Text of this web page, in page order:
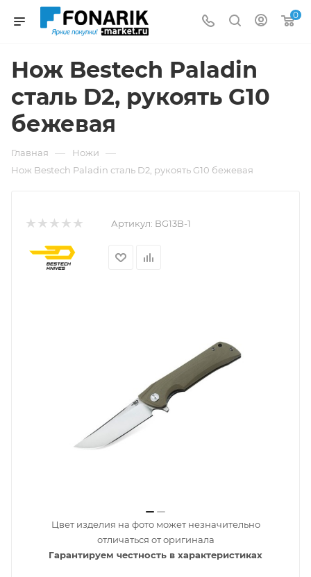
0
Нож Bestech Paladin
сталь D2, рукоять G10
бежевая
Главная — Ножи —
Нож Bestech Paladin сталь D2, рукоять G10 бежевая
Артикул: BG13B-1
Цвет изделия на фото может незначительно
отличаться от оригинала
Гарантируем честность в характеристиках